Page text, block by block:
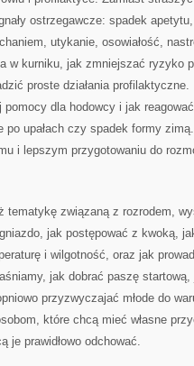
ostrzegawcze: spadek
utykanie, osowiałość,
w kurniku, jak zmniejszać ryzyko
proste działania
pomocy dla hodowcy i jak
po upałach czy spadek formy
i lepszym przygotowaniu do
tematykę związaną z rozrodem,
jak postępować z kwoką,
i wilgotność, oraz jak
jak dobrać paszę startową,
przyzwyczajać młode do
które chcą mieć własne
je prawidłowo odchować.